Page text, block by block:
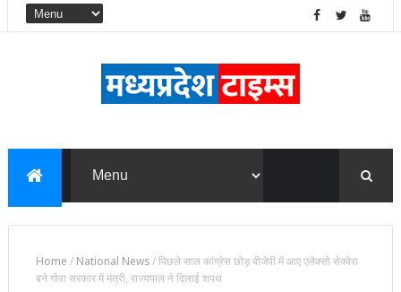
Home / National News/पिछले साल कांग्रेस छोड़ बीजेपी में आए एलेक्सो सेक्वेरा
बने गोवा सरकार में मंत्री, राज्यपाल ने दिलाई शपथ